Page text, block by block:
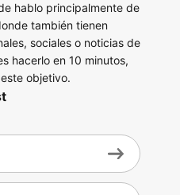
hablo principalmente de
también tienen
sociales o noticias de
hacerlo en 10 minutos,
objetivo.